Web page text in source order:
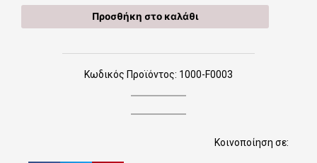
κορδέλα
Προσθήκη στο καλάθι
Κωδικός Προϊόντος: 1000-F0003
Κοινοποίηση σε: